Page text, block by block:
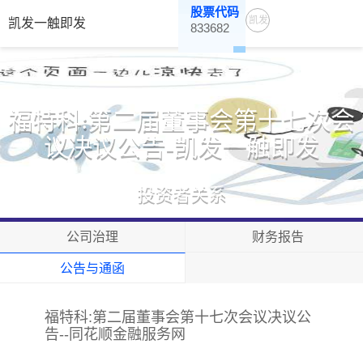
凯发一触即发
股票代码
833682
凯发
即发
福特科:第二届董事会第十七次会
议决议公告-凯发一触即发
投资者关系
公司治理 财务报告
公告与通函
福特科:第二届董事会第十七次会议决议公
告--同花顺金融服务网